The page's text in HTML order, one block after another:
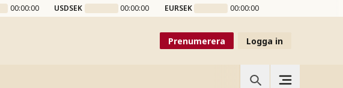
00:00:00 USDSEK 00:00:00 EURSEK 00:00:00
Prenumerera Logga in